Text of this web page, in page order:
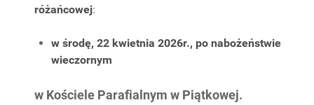
różańcowej:
w środę, 22 kwietnia 2026r., po nabożeństwie
wieczornym
w Kościele Parafialnym w Piątkowej.